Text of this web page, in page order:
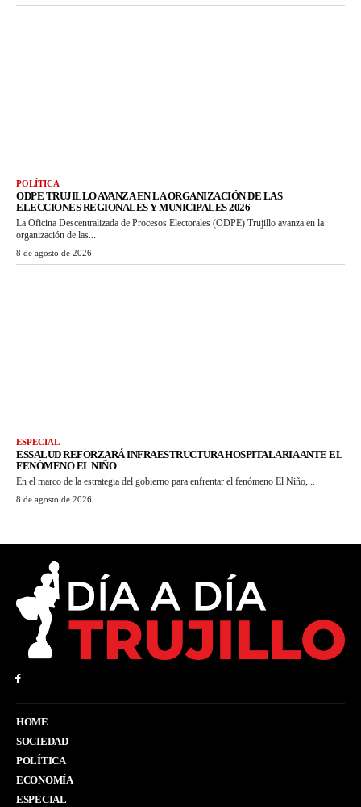
POLÍTICA
ODPE TRUJILLO AVANZA EN LA ORGANIZACIÓN DE LAS
ELECCIONES REGIONALES Y MUNICIPALES 2026
La Oficina Descentralizada de Procesos Electorales (ODPE) Trujillo avanza en la
organización de las...
8 de agosto de 2026
ESPECIAL
ESSALUD REFORZARÁ INFRAESTRUCTURA HOSPITALARIA ANTE EL
FENÓMENO EL NIÑO
En el marco de la estrategia del gobierno para enfrentar el fenómeno El Niño,...
8 de agosto de 2026
HOME
SOCIEDAD
POLÍTICA
ECONOMÍA
ESPECIAL